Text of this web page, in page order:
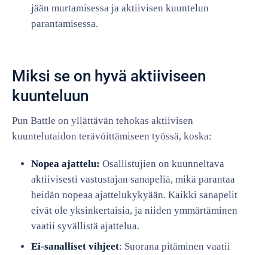
jään murtamisessa ja aktiivisen kuuntelun
parantamisessa.
Miksi se on hyvä aktiiviseen
kuunteluun
Pun Battle on yllättävän tehokas aktiivisen
kuuntelutaidon terävöittämiseen työssä, koska:
Nopea ajattelu: Osallistujien on kuunneltava
aktiivisesti vastustajan sanapeliä, mikä parantaa
heidän nopeaa ajattelukykyään. Kaikki sanapelit
eivät ole yksinkertaisia, ja niiden ymmärtäminen
vaatii syvällistä ajattelua.
Ei-sanalliset vihjeet: Suorana pitäminen vaatii